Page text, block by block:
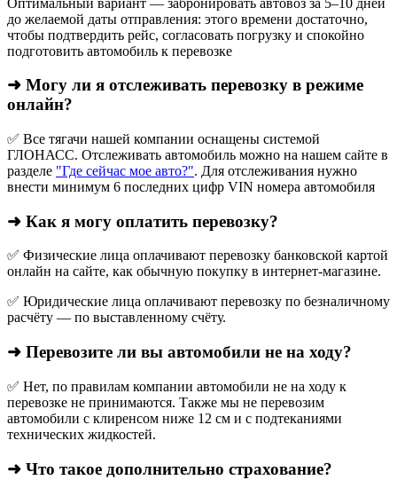
до желаемой даты отправления: этого времени достаточно,
чтобы подтвердить рейс, согласовать погрузку и спокойно
подготовить автомобиль к перевозке
➜ Могу ли я отслеживать перевозку в режиме
онлайн?
✅ Все тягачи нашей компании оснащены системой
ГЛОНАСС. Отслеживать автомобиль можно на нашем сайте в
разделе "Где сейчас мое авто?". Для отслеживания нужно
внести минимум 6 последних цифр VIN номера автомобиля
➜ Как я могу оплатить перевозку?
✅ Физические лица оплачивают перевозку банковской картой
онлайн на сайте, как обычную покупку в интернет‑магазине.
✅ Юридические лица оплачивают перевозку по безналичному
расчёту — по выставленному счёту.
➜ Перевозите ли вы автомобили не на ходу?
✅ Нет, по правилам компании автомобили не на ходу к
перевозке не принимаются. Также мы не перевозим
автомобили с клиренсом ниже 12 см и с подтеканиями
технических жидкостей.
➜ Что такое дополнительно страхование?